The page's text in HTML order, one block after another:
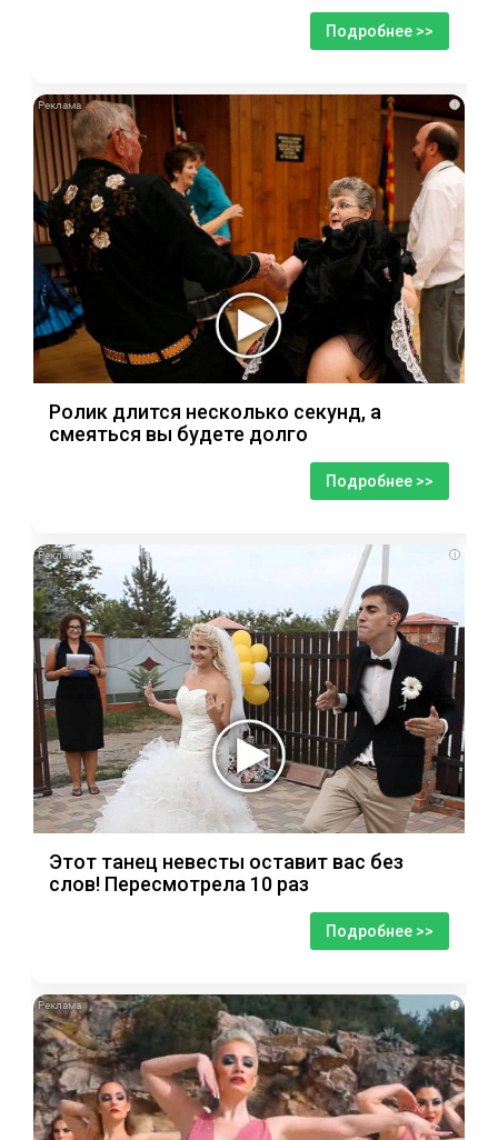
Подробнее >>
i
Ролик длится несколько секунд, а
смеяться вы будете долго
Подробнее >>
i
Этот танец невесты оставит вас без
слов! Пересмотрела 10 раз
Подробнее >>
i